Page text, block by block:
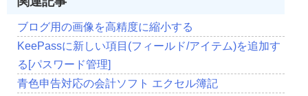
ブログ用の画像を高精度に縮小する
KeePassに新しい項目(フィールド/アイテム)を追加す
る[パスワード管理]
青色申告対応の会計ソフト エクセル簿記